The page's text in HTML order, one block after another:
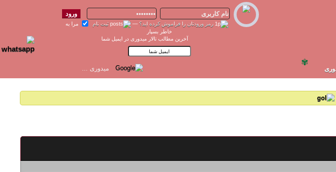
رمز ورودتان را فراموش کرده اید؟ — ثبت نام
مرا به
خاطر بسپار
آخرین مطالب تالار میدوری در ایمیل شما
✾